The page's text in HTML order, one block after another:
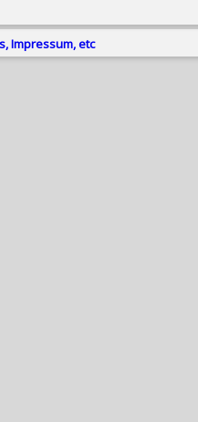
Impressum, etc